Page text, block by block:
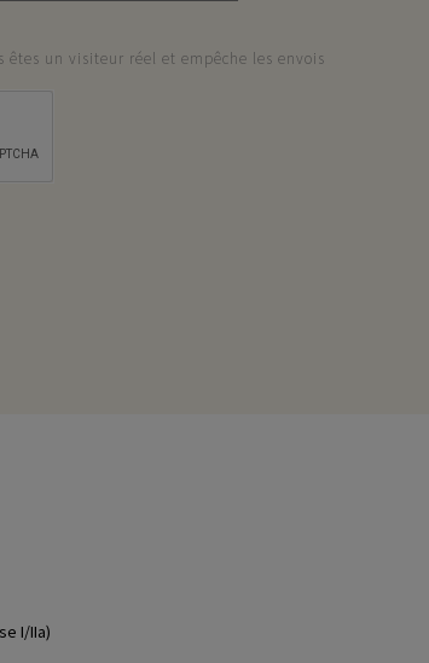
un visiteur réel et empêche les envois
I/IIa)